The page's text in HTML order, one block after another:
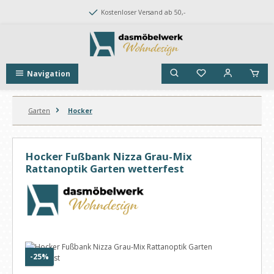
Zum Hauptinhalt springenKostenloser Versand ab 50,-
Navigation
Garten Hocker
Hocker Fußbank Nizza Grau-Mix
Rattanoptik Garten wetterfest
Bildergalerie überspringen
-25% Rabatt